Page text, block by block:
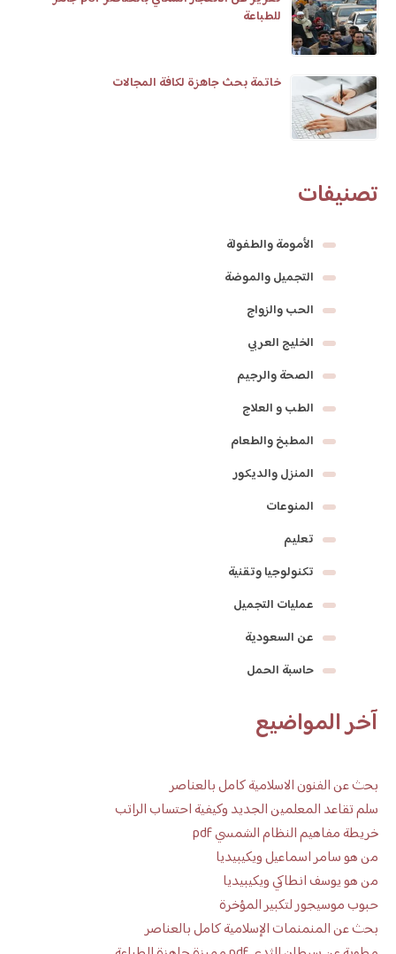
للطباعة
خاتمة بحث جاهزة لكافة المجالات
تصنيفات
الأمومة والطفولة
التجميل والموضة
الحب والزواج
الخليج العربي
الصحة والرجيم
الطب و العلاج
المطبخ والطعام
المنزل والديكور
المنوعات
تعليم
تكنولوجيا وتقنية
عمليات التجميل
عن السعودية
حاسبة الحمل
آخر المواضيع
بحث عن الفنون الاسلامية كامل بالعناصر
سلم تقاعد المعلمين الجديد وكيفية احتساب الراتب
خريطة مفاهيم النظام الشمسي pdf
من هو سامر اسماعيل ويكيبيديا
من هو يوسف انطاكي ويكيبيديا
حبوب موسيجور لتكبير المؤخرة
بحث عن المنمنمات الإسلامية كامل بالعناصر